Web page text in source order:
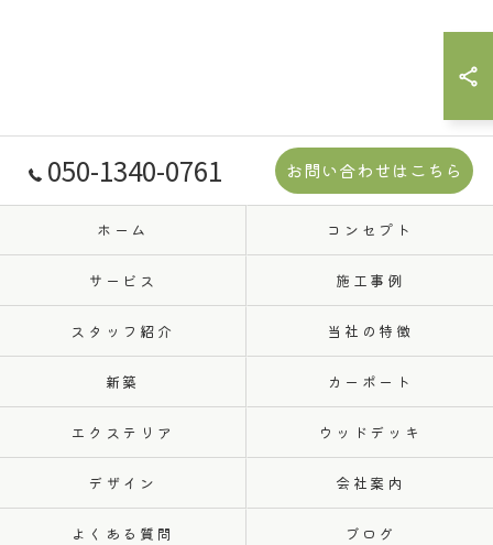
050-1340-0761 お問い合わせはこちら
ホーム コンセプト
サービス 施工事例
スタッフ紹介 当社の特徴
新築 カーポート
エクステリア ウッドデッキ
デザイン 会社案内
よくある質問 ブログ